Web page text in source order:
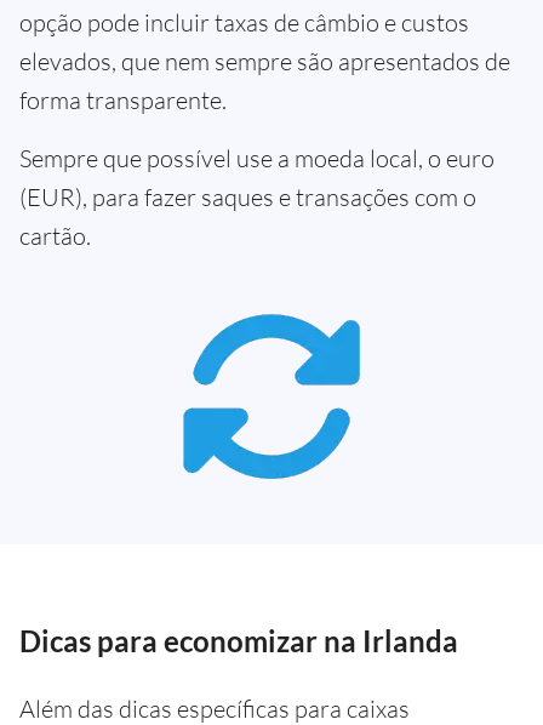
opção pode incluir taxas de câmbio e custos
elevados, que nem sempre são apresentados de
forma transparente.
Sempre que possível use a moeda local, o euro
(EUR), para fazer saques e transações com o
cartão.
Dicas para economizar na Irlanda
Além das dicas específicas para caixas